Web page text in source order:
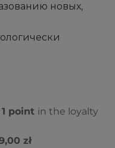
новых,
1 point in the loyalty
zł